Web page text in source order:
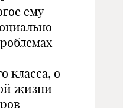
ему
класса, о
жизни